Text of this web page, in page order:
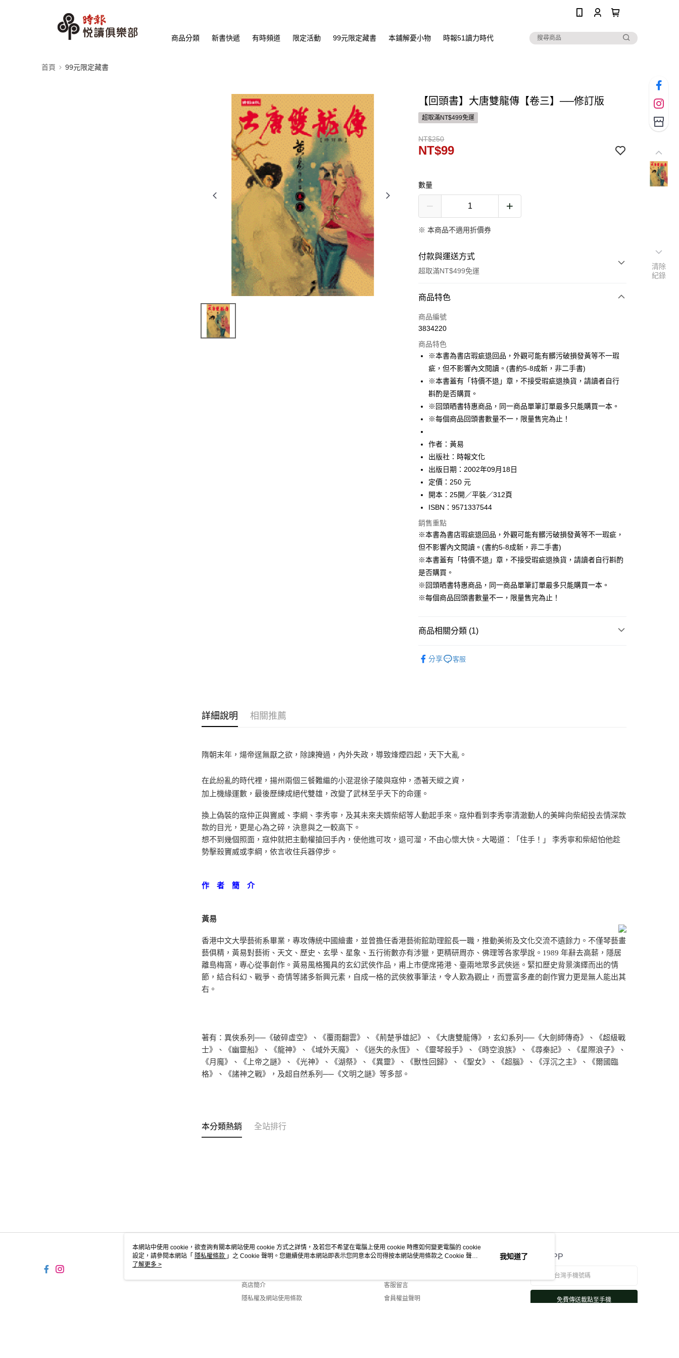
商品分類 新書快遞 有時頻道 限定活動 99元限定藏書 本鋪解憂小物 時報51讀力時代
首頁 99元限定藏書
【回頭書】大唐雙龍傳【卷三】──修訂版
超取滿NT$499免運
NT$250
NT$99
數量
※ 本商品不適用折價券
付款與運送方式
超取滿NT$499免運
付款方式
信用卡一次付款
運送方式
付款後全家取貨
每筆NT$60，滿NT$499(含以上)免運費
付款後7-11取貨
每筆NT$60，滿NT$499(含以上)免運費
宅配
商品特色
商品編號
3834220
商品特色
※本書為書店瑕疵退回品，外觀可能有髒污破損發黃等不一瑕
疵，但不影響內文閱讀。(書約5-8成新，非二手書)
※本書蓋有「特價不退」章，不接受瑕疵退換貨，請讀者自行
斟酌是否購買。
※回頭晒書特惠商品，同一商品單筆訂單最多只能購買一本。
※每個商品回頭書數量不一，限量售完為止！
作者：黃易
出版社：時報文化
出版日期：2002年09月18日
定價：250 元
開本：25開／平裝／312頁
ISBN：9571337544
銷售重點
※本書為書店瑕疵退回品，外觀可能有髒污破損發黃等不一瑕疵，
但不影響內文閱讀。(書約5-8成新，非二手書)
※本書蓋有「特價不退」章，不接受瑕疵退換貨，請讀者自行斟酌
是否購買。
※回頭晒書特惠商品，同一商品單筆訂單最多只能購買一本。
※每個商品回頭書數量不一，限量售完為止！
商品相關分類 (1)
分享
客服
詳細說明 相關推薦
隋朝末年，煬帝逞無厭之欲，除諫掩過，內外失政，導致烽煙四起，天下大亂。
在此紛亂的時代裡，揚州兩個三餐難繼的小混混徐子陵與寇仲，憑著天縱之資，
加上機緣運數，最後歷練成絕代雙雄，改變了武林至乎天下的命運。
換上偽裝的寇仲正與竇威、李綱、李秀寧，及其未來夫婿柴紹等人動起手來。寇仲看到李秀寧清澈動人的美眸向柴紹投去情深款
款的目光，更是心為之碎，決意與之一較高下。
想不到幾個照面，寇仲就把主動權搶回手內，使他進可攻，退可溜，不由心懷大快。大喝道：「住手！」 李秀寧和柴紹怕他趁
勢擊殺竇威或李綱，依言收住兵器停步。
作 者 簡 介
黃易
香港中文大學藝術系畢業，專攻傳統中國繪畫，並曾擔任香港藝術館助理館長一職，推動美術及文化交流不遺餘力。不僅琴藝畫
藝俱精，黃易對藝術、天文、歷史、玄學、星象、五行術數亦有涉獵，更精研周亦、佛理等各家學說。1989 年辭去高薪，隱居
離島梅窩，專心從事創作。黃易風格獨具的玄幻武俠作品，甫上市便席捲港、臺兩地眾多武俠迷。緊扣歷史背景演繹而出的情
節，結合科幻、戰爭、奇情等諸多新興元素，自成一格的武俠敘事筆法，令人歎為觀止，而豐富多產的創作實力更是無人能出其
右。
著有：異俠系列──《破碎虛空》、《覆雨翻雲》、《荊楚爭雄記》、《大唐雙龍傳》，玄幻系列──《大劍師傳奇》、《超級戰
士》、《幽靈船》、《龍神》、《域外天魔》、《迷失的永恆》、《靈琴殺手》、《時空浪族》、《尋秦記》、《星際浪子》、
《月魔》、《上帝之謎》、《光神》、《湖祭》、《異靈》、《獸性回歸》、《聖女》、《超腦》、《浮沉之主》、《爾國臨
格》、《諸神之戰》，及超自然系列──《文明之謎》等多部。
本分類熱銷 全站排行
關於我們
商店簡介
隱私權及網站使用條款
客服資訊
客服留言
會員權益聲明
官方APP
免費傳送載點至手機
清除
紀錄
本網站中使用 cookie，欲查詢有關本網站使用 cookie 方式之詳情，及若您不希望在電腦上使用 cookie 時應如何變更電腦的 cookie
設定，請參閱本網站「 隱私權條款 」之 Cookie 聲明。您繼續使用本網站即表示您同意本公司得按本網站使用條款之 Cookie 聲明
使用 cookie。
了解更多 >
我知道了